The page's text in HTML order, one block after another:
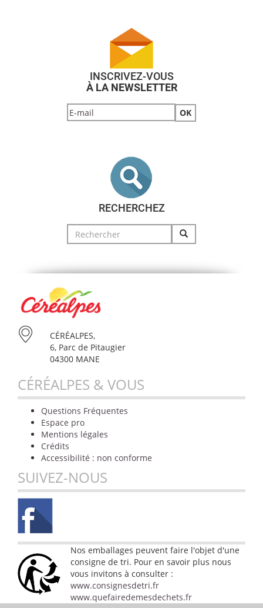
INSCRIVEZ-VOUS
À LA NEWSLETTER
RECHERCHEZ
Search
for:
CÉRÉALPES,
6, Parc de Pitaugier
04300 MANE
CÉRÉALPES & VOUS
Questions Fréquentes
Espace pro
Mentions légales
Crédits
Accessibilité : non conforme
SUIVEZ-NOUS
Nos emballages peuvent faire l'objet d'une
consigne de tri. Pour en savoir plus nous
vous invitons à consulter :
www.consignesdetri.fr
www.quefairedemesdechets.fr